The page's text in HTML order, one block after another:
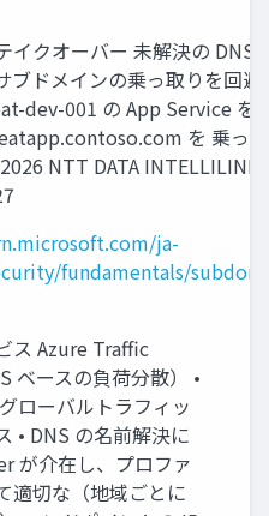
イクオーバー 未解決の DNS
ブドメインの乗っ取りを回避
dev-001 の App Service を
を 乗っ
NTT DATA INTELLILINK
ja-
fundamentals/
ス Azure Traffic
ベースの負荷分散） •
ローバルトラフィッ
• DNS の名前解決に
が介在し、プロファ
適切な（地域ごとに